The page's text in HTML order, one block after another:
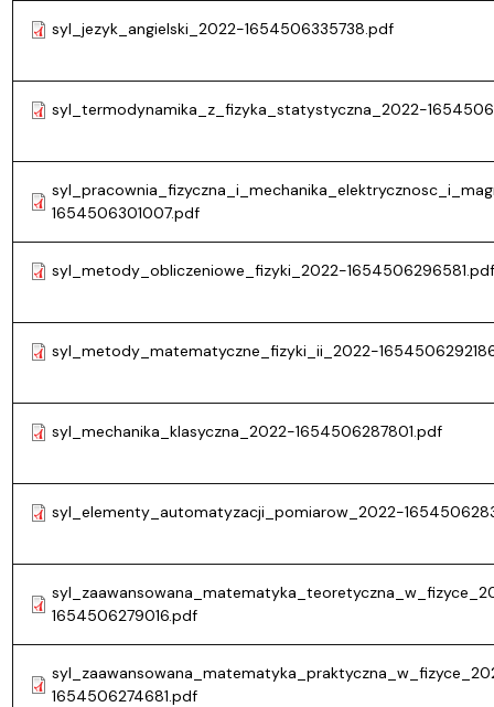
syl_jezyk_angielski_2022-1654506335738.pdf
syl_termodynamika_z_fizyka_statystyczna_2022-
1654506301007.pdf
syl_metody_obliczeniowe_fizyki_2022-1654506296581.pdf
syl_metody_matematyczne_fizyki_ii_2022-
syl_mechanika_klasyczna_2022-1654506287801.pdf
syl_elementy_automatyzacji_pomiarow_2022-
1654506279016.pdf
1654506274681.pdf